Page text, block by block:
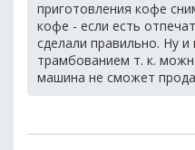
приготовления кофе
кофе - если есть
сделали правильно. Ну и
трамбованием т. к.
машина не сможет